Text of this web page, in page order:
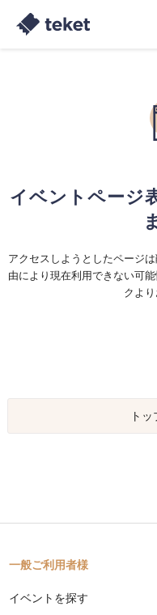
イベントページ
アクセスしようとしたページ
由により現在利用できない可
クより
ト
一般ご利用者様
イベントを探す